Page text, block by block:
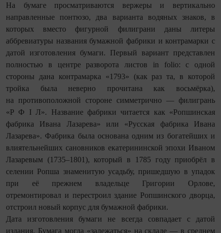
На бумаге просматриваются вержеры и вертикально
направленные понтюзо, два варианта водяных знаков, в
которых вместо фигурной филиграни даны литеры
аббревиатуры названия бумажной фабрики и контрамарки с
датой изготовления бумаги. Первый вариант представлен
полностью в центре разворота листов in folio: с одной
стороны дана контрамарка «1793» (как раз та, в которой
тройка была неверно прочитана как восьмёрка),
на противоположной стороне симметрично — филигрань
«Р Ф I Л». Название фабрики читается как «Ропшинская
фабрика Ивана Лазарева» или «Русская фабрика Ивана
Лазарева». Фабрика была основана одним из богатейших и
влиятельнейших сановников екатерининской эпохи Иваном
Лазаревым (1735–1801), который в 1785 году приобрёл в
селении Ропша знаменитую усадьбу, пришедшую в упадок
при её прежнем владельце Григории Орлове,
отремонтировал и перестроил здание Ропшинского дворца,
отстроил новый корпус для бумажной фабрики.
Дата изготовления бумаги не всегда совпадает с датой
издания. Бумага могла «залежаться» на складе — в среднем